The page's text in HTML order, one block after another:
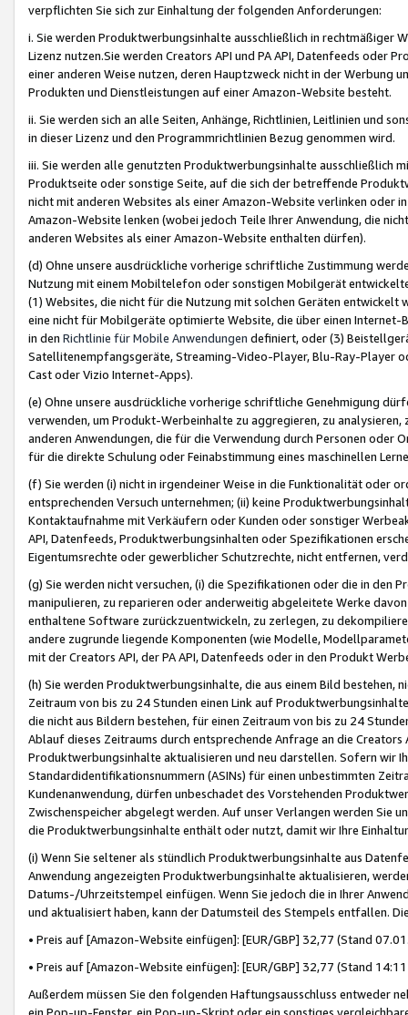
verpflichten Sie sich zur Einhaltung der folgenden Anforderungen:
i. Sie werden Produktwerbungsinhalte ausschließlich in rechtmäßiger
Lizenz nutzen.Sie werden Creators API und PA API, Datenfeeds oder
einer anderen Weise nutzen, deren Hauptzweck nicht in der Werbung
Produkten und Dienstleistungen auf einer Amazon-Website besteht.
ii. Sie werden sich an alle Seiten, Anhänge, Richtlinien, Leitlinien und
in dieser Lizenz und den Programmrichtlinien Bezug genommen wird.
iii. Sie werden alle genutzten Produktwerbungsinhalte ausschließlich
Produktseite oder sonstige Seite, auf die sich der betreffende
nicht mit anderen Websites als einer Amazon-Website verlinken oder
Amazon-Website lenken (wobei jedoch Teile Ihrer Anwendung, die
anderen Websites als einer Amazon-Website enthalten dürfen).
(d) Ohne unsere ausdrückliche vorherige schriftliche Zustimmung
Nutzung mit einem Mobiltelefon oder sonstigen Mobilgerät
(1) Websites, die nicht für die Nutzung mit solchen Geräten
eine nicht für Mobilgeräte optimierte Website, die über einen
in den Richtlinie für Mobile Anwendungen definiert, oder (3)
Satellitenempfangsgeräte, Streaming-Video-Player, Blu-Ray-Player
Cast oder Vizio Internet-Apps).
(e) Ohne unsere ausdrückliche vorherige schriftliche Genehmigung
verwenden, um Produkt-Werbeinhalte zu aggregieren, zu
anderen Anwendungen, die für die Verwendung durch Personen
für die direkte Schulung oder Feinabstimmung eines maschinellen
(f) Sie werden (i) nicht in irgendeiner Weise in die Funktionalität oder
entsprechenden Versuch unternehmen; (ii) keine
Kontaktaufnahme mit Verkäufern oder Kunden oder sonstiger
API, Datenfeeds, Produktwerbungsinhalten oder Spezifikationen
Eigentumsrechte oder gewerblicher Schutzrechte, nicht entfernen,
(g) Sie werden nicht versuchen, (i) die Spezifikationen oder die in
manipulieren, zu reparieren oder anderweitig abgeleitete Werke
enthaltene Software zurückzuentwickeln, zu zerlegen, zu
andere zugrunde liegende Komponenten (wie Modelle,
mit der Creators API, der PA API, Datenfeeds oder in den Produkt
(h) Sie werden Produktwerbungsinhalte, die aus einem Bild bestehen,
Zeitraum von bis zu 24 Stunden einen Link auf
die nicht aus Bildern bestehen, für einen Zeitraum von bis zu 24
Ablauf dieses Zeitraums durch entsprechende Anfrage an die
Produktwerbungsinhalte aktualisieren und neu darstellen. Sofern wir
Standardidentifikationsnummern (ASINs) für einen unbestimmten
Kundenanwendung, dürfen unbeschadet des Vorstehenden
Zwischenspeicher abgelegt werden. Auf unser Verlangen werden Sie
die Produktwerbungsinhalte enthält oder nutzt, damit wir Ihre
(i) Wenn Sie seltener als stündlich Produktwerbungsinhalte aus
Anwendung angezeigten Produktwerbungsinhalte aktualisieren,
Datums-/Uhrzeitstempel einfügen. Wenn Sie jedoch die in Ihrer
und aktualisiert haben, kann der Datumsteil des Stempels entfallen.
• Preis auf [Amazon-Website einfügen]: [EUR/GBP] 32,77 (Stand
• Preis auf [Amazon-Website einfügen]: [EUR/GBP] 32,77 (Stand
Außerdem müssen Sie den folgenden Haftungsausschluss entweder
ein Pop-up-Fenster, ein Pop-up-Skript oder ein sonstiges